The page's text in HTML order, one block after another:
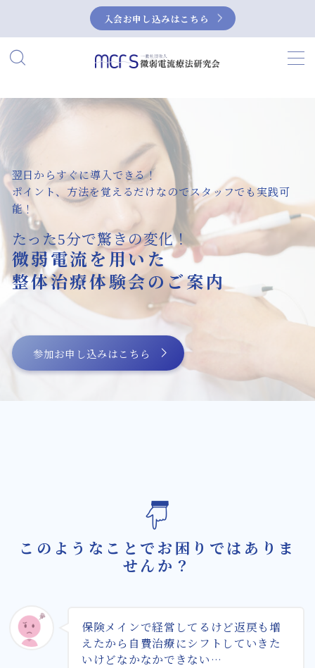
入会お申し込みはこちら
MENU
当研究会について
私たちの活動
微弱電流とは？
微弱電流の活用事例
症例集
NEUBOX（ニューボックス）によるぎっく
り腰の治療
膝の痛みに対して確かな改善方法を提供する
微弱電流治療機器によるバネ指治療の新たな
翌日からすぐに導入できる！
ポイント、方法を覚えるだけなのでスタッフでも実践可
能！
たった5分で驚きの変化！
微弱電流を用いた
整体治療体験会のご案内
参加お申し込みはこちら
このようなことでお困りではありま
せんか？
保険メインで経営してるけど返戻も増
えたから自費治療にシフトしていきた
いけどなかなかできない…